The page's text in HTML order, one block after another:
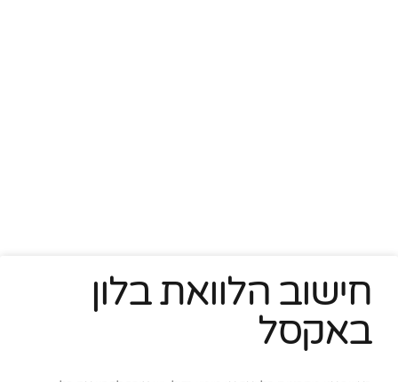
חישוב הלוואת בלון
באקסל